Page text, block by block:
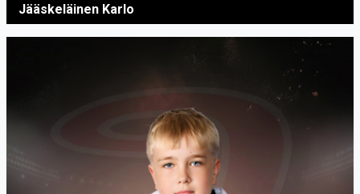
Jääskeläinen Karlo